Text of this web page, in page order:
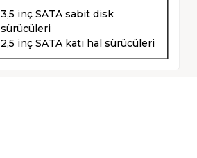
3,5 inç SATA sabit disk
sürücüleri
2,5 inç SATA katı hal sürücüleri